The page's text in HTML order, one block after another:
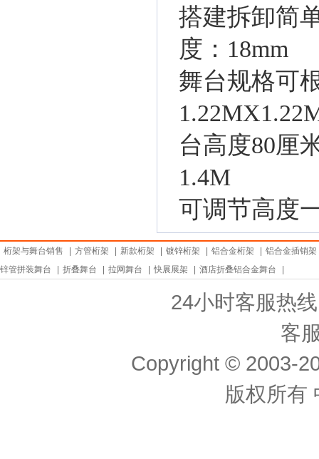
搭建拆卸简
度：18mm
舞台规格可
台高度80厘
1.4M
可调节高度
桁架与舞台销售 方管桁架 新款桁架 镀锌桁架 铝合金桁架
铝合金插销架
锌管拼装舞台
折叠舞台 拉网舞台 快展展架 酒店折叠铝合金舞台
24小时客服热
客
Copyright © 2003-
版权所有